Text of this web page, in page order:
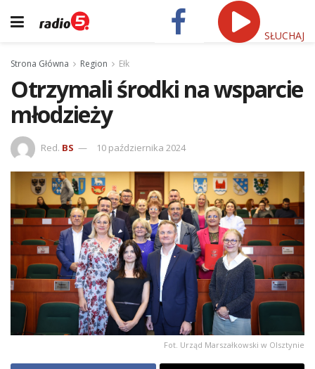
SŁUCHAJ
Strona Główna Region Ełk
Otrzymali środki na wsparcie
młodzieży
Red. BS 10 października 2024
Fot. Urząd Marszałkowski w Olsztynie